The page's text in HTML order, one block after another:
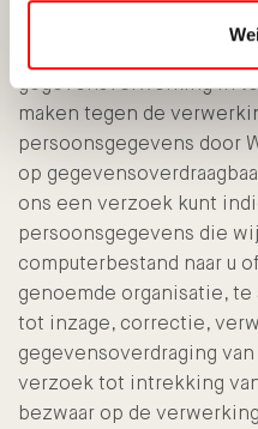
te corrigeren of te
recht om uw eventuele
gegevensverwerking in
maken tegen de
persoonsgegevens door
op
ons een verzoek kunt
persoonsgegevens die
computerbestand naar u
genoemde organisatie,
tot inzage, correctie,
gegevensoverdraging
verzoek tot intrekking
bezwaar op de